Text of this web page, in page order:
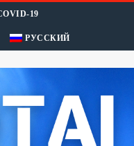
19
РУССКИЙ